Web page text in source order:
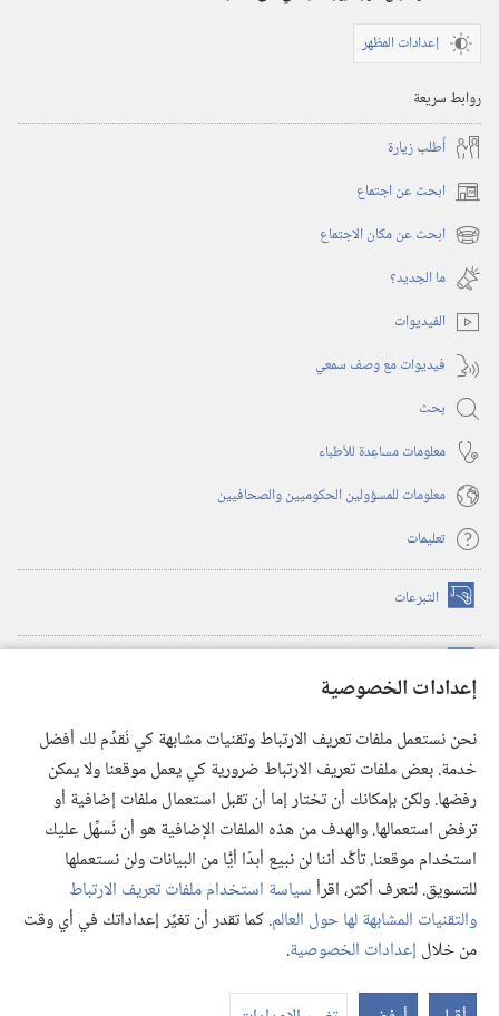
إعدادات الخصوصية
نحن نستعمل ملفات تعريف الارتباط وتقنيات مشابهة كي نُقدِّم لك أفضل
خدمة. بعض ملفات تعريف الارتباط ضرورية كي يعمل موقعنا ولا يمكن
رفضها. ولكن بإمكانك أن تختار إما أن تقبل استعمال ملفات إضافية أو
ترفض استعمالها. والهدف من هذه الملفات الإضافية هو أن نُسهِّل عليك
استخدام موقعنا. تأكَّد أننا لن نبيع أبدًا أيًّا من البيانات ولن نستعملها
للتسويق. لتعرف أكثر، اقرأسياسة استخدام ملفات تعريف الارتباط
والتقنيات المشابهة لها حول العالم. كما تقدر أن تغيِّر إعداداتك في أي وقت
من خلال إعدادات الخصوصية.
إعدادات المظهر
روابط سريعة
أُطلب زيارة
ابحث عن اجتماع (يفتح
نافذة
جديدة)
ابحث عن مكان الاجتماع (يفتح
نافذة
جديدة)
ما الجديد؟‏
الفيديوات
فيديوات مع وصف سمعي
بحث
معلومات مساعِدة للأطباء
معلومات للمسؤولين الحكوميين والصحافيين
تعليمات
التبرعات (يفتح
نافذة
(يفتح
نافذة
(يفتح
نافذة
جديدة) تطبيق ®
JW Library
مكتبة برج المراقبة
© 2026 .Watch Tower Bible and Tract Society of Pennsylvania